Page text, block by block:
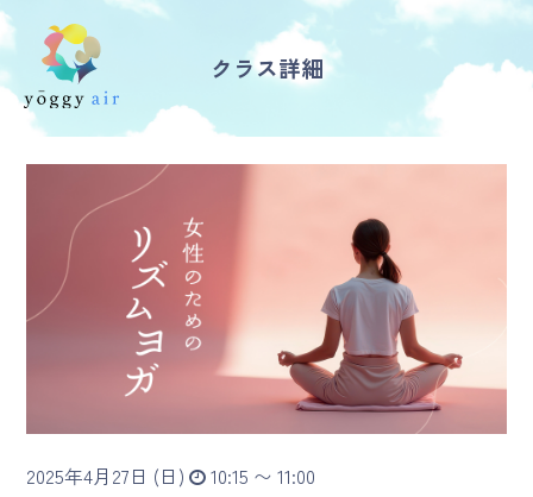
受講の流れ
料金について
インストラクター一覧
FAQ / お問い合わせ
yoggy store
クラス詳細
2025年4月27日 (日)
10:15 〜 11:00